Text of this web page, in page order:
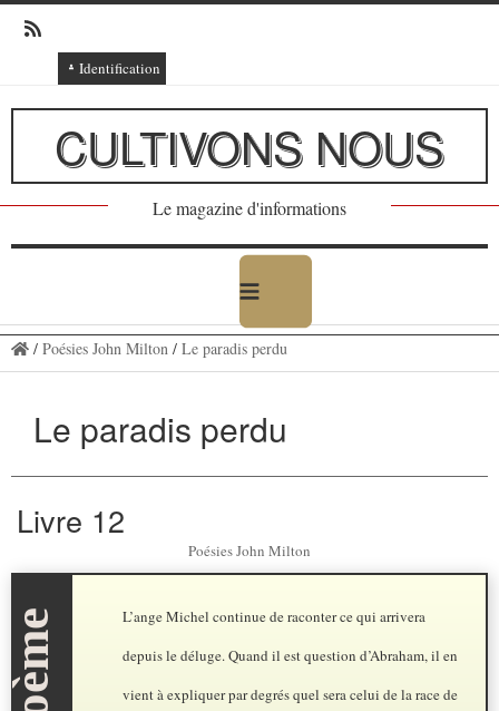
Identification
Connexion
Connexion via Facebook
Inscription
Ajout texte ou poème
CULTIVONS NOUS
Le magazine d'informations
/ Poésies John Milton/ Le paradis perdu
Le paradis perdu
Livre 12
Poésies John Milton
L’ange Michel continue de raconter ce qui arrivera
depuis le déluge. Quand il est question d’Abraham, il en
vient à expliquer par degrés quel sera celui de la race de